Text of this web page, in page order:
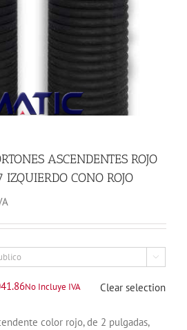
ASCENDENTES ROJO
CONO ROJO

No Incluye IVA Clear selection
color rojo, de 2 pulgadas,